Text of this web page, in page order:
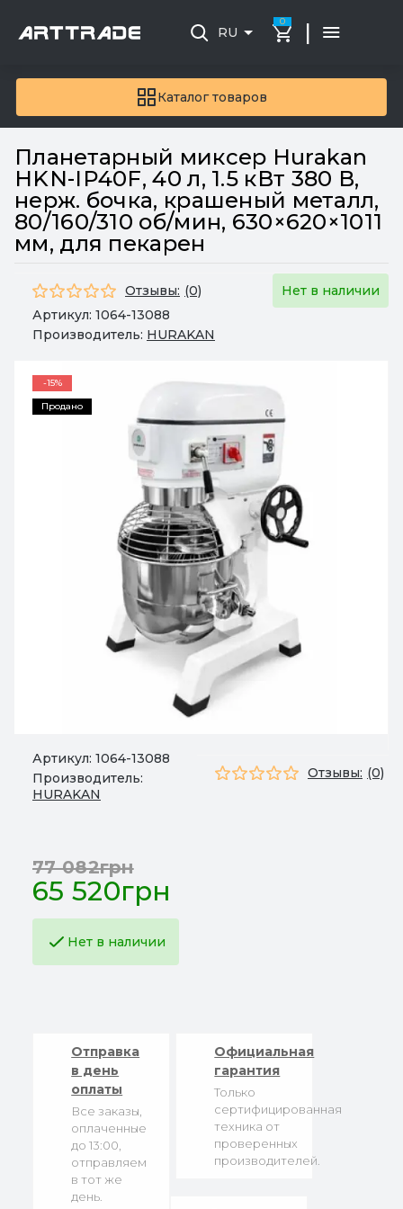
Каталог товаров
RU
0 |
Планетарный миксер Hurakan
HKN-IP40F, 40 л, 1.5 кВт 380 В,
нерж. бочка, крашеный металл,
80/160/310 об/мин, 630×620×1011
мм, для пекарен
Отзывы: (0)
Нет в наличии
Артикул: 1064-13088
Производитель: HURAKAN
-15%
Продано
Артикул: 1064-13088
Производитель:
HURAKAN
Отзывы: (0)
65 520грн
77 082грн
Нет в наличии
Отправка
в день
оплаты
Все заказы,
оплаченные
до 13:00,
отправляем
в тот же
день.
Официальная
гарантия
Только
сертифицированная
техника от
проверенных
производителей.